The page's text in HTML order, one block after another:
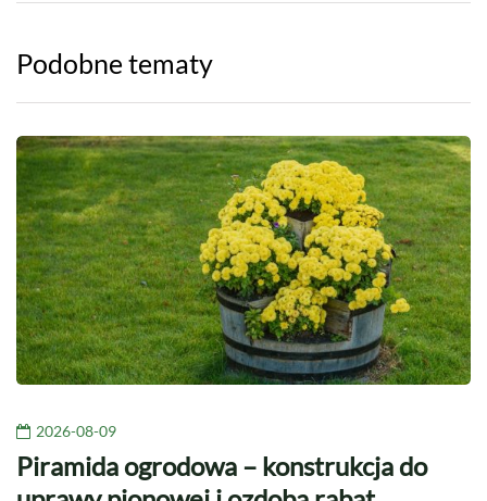
Podobne tematy
2026-08-09
Piramida ogrodowa – konstrukcja do